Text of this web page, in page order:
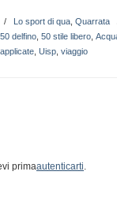
/ Lo sport di qua Quarrata
50 delfino 50 stile libero
Uisp viaggio
primaautenticarti.